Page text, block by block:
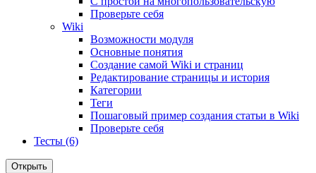
Проверьте себя
Wiki
Возможности модуля
Основные понятия
Создание самой Wiki и страниц
Редактирование страницы и история
Категории
Теги
Пошаговый пример создания статьи в Wiki
Проверьте себя
Тесты (6)
Открыть